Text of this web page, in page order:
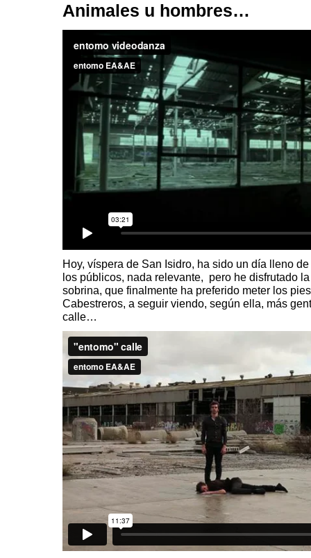
Animales u hombres…
Hoy, víspera de San Isidro, ha sido un día lleno
los públicos, nada relevante, pero he disfrutado
sobrina, que finalmente ha preferido meter los
Cabestreros, a seguir viendo, según ella, más
calle…